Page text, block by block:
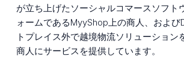
が立ち上げたソーシャルコマースソフト
ォームであるMyyShop上の商人、およ
トプレイス外で越境物流ソリューション
商人にサービスを提供しています。